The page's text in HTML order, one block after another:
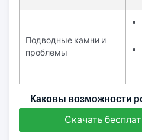
Подводные камни и
проблемы
Каковы возможности
Скачать